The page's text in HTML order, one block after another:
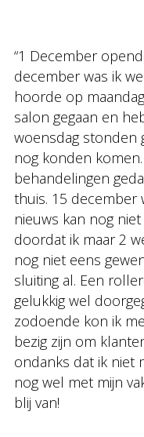
“1 December
december was ik
hoorde op
salon gegaan en
woensdag stonden
nog konden
behandelingen
thuis. 15 december
nieuws kan nog
doordat ik maar 2
nog niet eens
sluiting al. Een
gelukkig wel
zodoende kon ik
bezig zijn om
ondanks dat ik niet
nog wel met mijn
blij van!